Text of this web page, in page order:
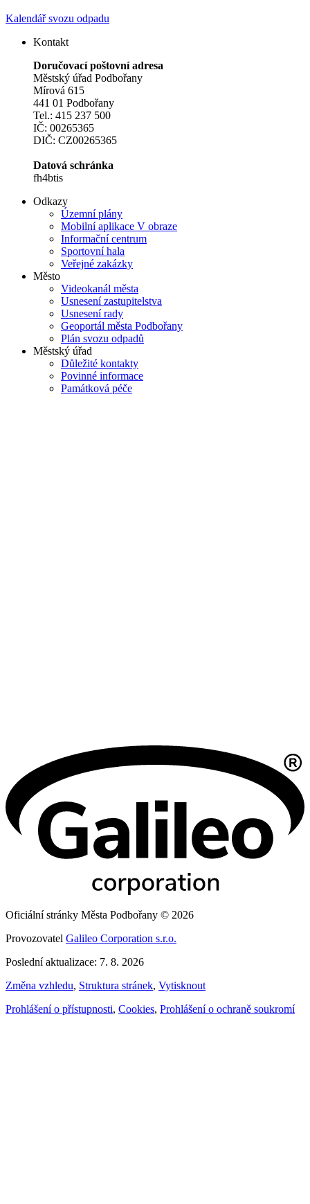
Kalendář svozu odpadu
Kontakt
Doručovací poštovní adresa
Městský úřad Podbořany
Mírová 615
441 01 Podbořany
Tel.: 415 237 500
IČ: 00265365
DIČ: CZ00265365
Datová schránka
fh4btis
Odkazy
Územní plány
Mobilní aplikace V obraze
Informační centrum
Sportovní hala
Veřejné zakázky
Město
Videokanál města
Usnesení zastupitelstva
Usnesení rady
Geoportál města Podbořany
Plán svozu odpadů
Městský úřad
Důležité kontakty
Povinné informace
Památková péče
Oficiální stránky Města Podbořany © 2026
Provozovatel Galileo Corporation s.r.o.
Poslední aktualizace: 7. 8. 2026
Změna vzhledu, Struktura stránek, Vytisknout
Prohlášení o přístupnosti, Cookies, Prohlášení o ochraně soukromí